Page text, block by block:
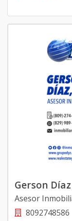
Gerson
Asesor
8092748586